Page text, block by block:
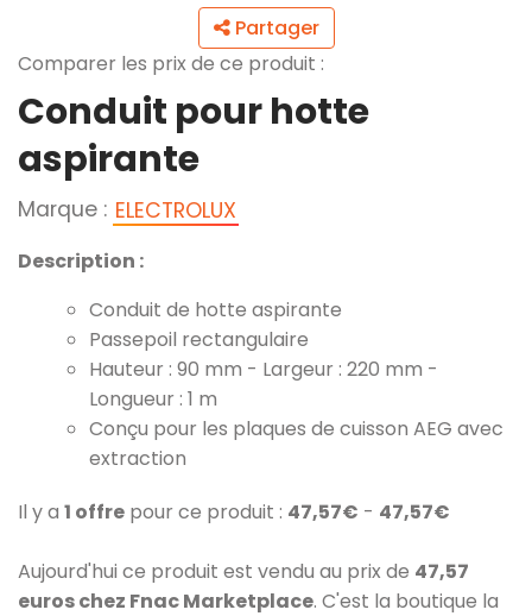
Partager
Comparer les prix de ce produit :
Conduit pour hotte
aspirante
Marque : ELECTROLUX
Description :
Conduit de hotte aspirante
Passepoil rectangulaire
Hauteur : 90 mm - Largeur : 220 mm -
Longueur : 1 m
Conçu pour les plaques de cuisson AEG avec
extraction
Il y a 1 offre pour ce produit : 47,57€ - 47,57€
Aujourd'hui ce produit est vendu au prix de 47,57
euros chez Fnac Marketplace. C'est la boutique la